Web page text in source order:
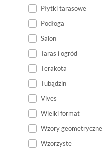
Płytki tarasowe
Podłoga
Salon
Taras i ogród
Terakota
Tubądzin
Vives
Wielki format
Wzory geometryczne
Wzorzyste